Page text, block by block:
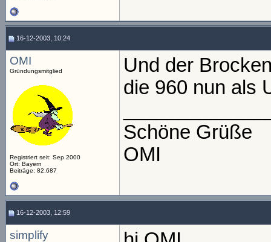
16-12-2003, 10:24
OMI
Gründungsmitglied
Registriert seit: Sep 2000
Ort: Bayern
Beiträge: 82.687
Und der
die 960 nun als
Schöne Grüße
OMI
16-12-2003, 12:59
simplify